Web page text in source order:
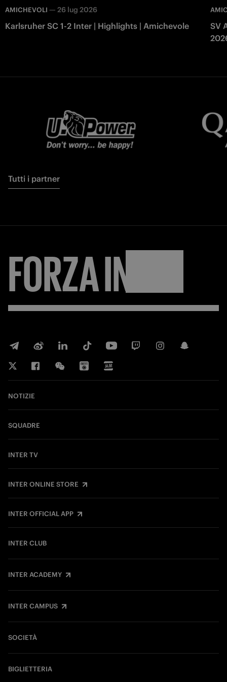
AMICHEVOLI — 26 lug 2026
Karlsruher SC 1-2 Inter | Highlights | Amichevole
SV
Tutti i partner
FORZAINTER
NOTIZIE
SQUADRE
INTER TV
INTER ONLINE STORE
INTER OFFICIAL APP
INTER CLUB
INTER ACADEMY
INTER CAMPUS
SOCIETÀ
BIGLIETTERIA